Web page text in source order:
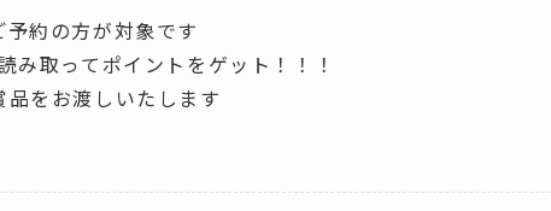
約の方が対象です
み取ってポイントをゲット！！！
をお渡しいたします